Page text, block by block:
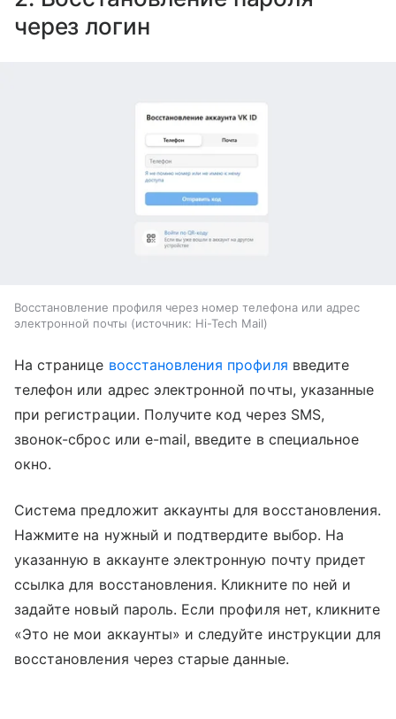
через логин
Восстановление профиля через номер телефона или адрес
электронной почты
источник: Hi-Tech Mail
На странице восстановления профиля введите
телефон или адрес электронной почты, указанные
при регистрации. Получите код через SMS,
звонок-сброс или e-mail, введите в специальное
окно.
Система предложит аккаунты для восстановления.
Нажмите на нужный и подтвердите выбор. На
указанную в аккаунте электронную почту придет
ссылка для восстановления. Кликните по ней и
задайте новый пароль. Если профиля нет, кликните
«Это не мои аккаунты» и следуйте инструкции для
восстановления через старые данные.